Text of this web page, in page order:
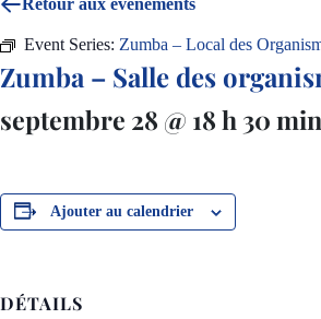
Event Series: Zumba – Local des
Zumba – Salle des
septembre 28 @ 18 h 30 min
Ajouter au calendrier
DÉTAILS